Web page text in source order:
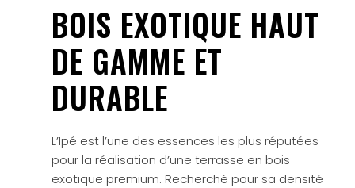
BOIS EXOTIQUE HAUT
DE GAMME ET
DURABLE
L’Ipé est l’une des essences les plus réputées
pour la réalisation d’une terrasse en bois
exotique premium. Recherché pour sa densité